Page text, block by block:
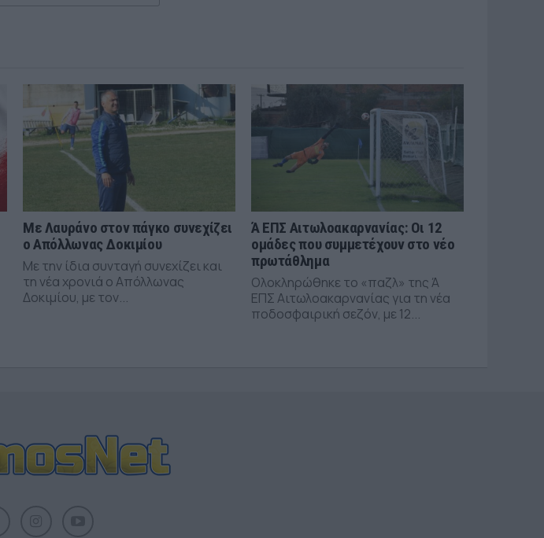
Με Λαυράνο στον πάγκο συνεχίζει
ο Απόλλωνας Δοκιμίου
Με την ίδια συνταγή συνεχίζει και
τη νέα χρονιά ο Απόλλωνας
Δοκιμίου, με τον...
Ά ΕΠΣ Αιτωλοακαρνανίας: Οι 12
ομάδες που συμμετέχουν στο νέο
πρωτάθλημα
Ολοκληρώθηκε το «παζλ» της Ά
ΕΠΣ Αιτωλοακαρνανίας για τη νέα
ποδοσφαιρική σεζόν, με 12...